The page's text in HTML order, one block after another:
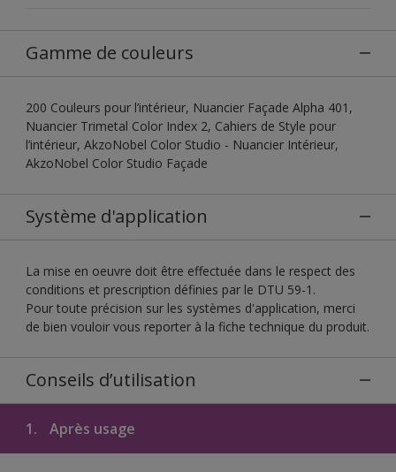
Gamme de couleurs
200 Couleurs pour l’intérieur, Nuancier Façade Alpha 401,
Nuancier Trimetal Color Index 2, Cahiers de Style pour
l’intérieur, AkzoNobel Color Studio - Nuancier Intérieur,
AkzoNobel Color Studio Façade
Système d'application
La mise en oeuvre doit être effectuée dans le respect des
conditions et prescription définies par le DTU 59-1.
Pour toute précision sur les systèmes d'application, merci
de bien vouloir vous reporter à la fiche technique du produit.
Conseils d’utilisation
1. Après usage